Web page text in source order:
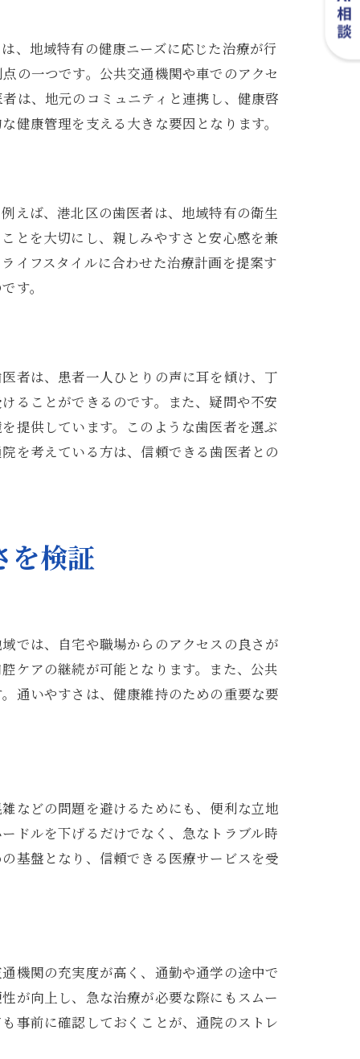
、地域特有の健康ニーズに応じた治療が行
の一つです。公共交通機関や車でのアクセ
は、地元のコミュニティと連携し、健康啓
康管理を支える大きな要因となります。
えば、港北区の歯医者は、地域特有の衛生
とを大切にし、親しみやすさと安心感を兼
イフスタイルに合わせた治療計画を提案す
す。
者は、患者一人ひとりの声に耳を傾け、丁
ることができるのです。また、疑問や不安
提供しています。このような歯医者を選ぶ
を考えている方は、信頼できる歯医者との
を検証
では、自宅や職場からのアクセスの良さが
ケアの継続が可能となります。また、公共
通いやすさは、健康維持のための重要な要
などの問題を避けるためにも、便利な立地
ドルを下げるだけでなく、急なトラブル時
基盤となり、信頼できる医療サービスを受
機関の充実度が高く、通勤や通学の途中で
が向上し、急な治療が必要な際にもスムー
事前に確認しておくことが、通院のストレ